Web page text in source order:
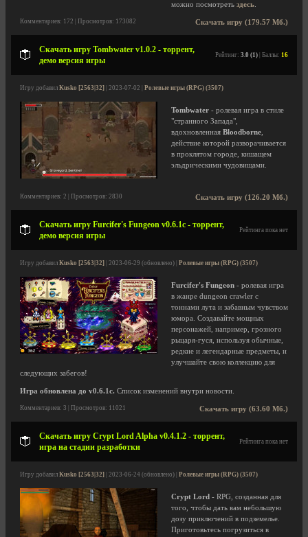
можно посмотреть здесь
Скачать игру (179.57 Мб.)
Комментариев: 172 | Просмотров: 173082
Скачать игру Tombwater v1.0.2 - торрент,
демо версия игры
Рейтинг: 3.0 (1) | Баллы: 16
Игру добавил Kusko [2563|32] | 2023-07-02 | Ролевые игры (RPG) (3507)
Tombwater - ролевая игра в стиле
"странного Запада",
вдохновленная Bloodborne
действие которой разворачивается
в проклятом городе, кишащем
эльдрическими чудовищами.
Скачать игру (126.20 Мб.)
Комментариев: 2 | Просмотров: 2830
Скачать игру Furcifer's Fungeon v0.6.1c - торрент,
демо версия игры
Рейтинга пока нет
Игру добавил Kusko [2563|32] | 2023-06-29 (обновлено) | Ролевые игры (RPG) (3507)
Furcifer's Fungeon - ролевая игра
в жанре dungeon crawler с
тоннами лута и забавным чувством
юмора. Создавайте мощных
персонажей, например, грозного
рыцаря-гуся, используя обычные,
редкие и легендарные предметы, и
улучшайте свою коллекцию для
следующих забегов!
Игра обновлена до v0.6.1c. Список изменений внутри новости.
Скачать игру (63.60 Мб.)
Комментариев: 3 | Просмотров: 11021
Скачать игру Crypt Lord Alpha v0.4.1.2 - торрент,
игра на стадии разработки
Рейтинга пока нет
Игру добавил Kusko [2563|32] | 2023-06-24 (обновлено) | Ролевые игры (RPG) (3507)
Crypt Lord - RPG, созданная для
того, чтобы дать вам небольшую
дозу приключений в подземелье.
Приготовьтесь погрузиться в